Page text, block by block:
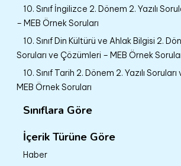
10. Sınıf İngilizce 2. Dönem 2. Yazılı
– MEB Örnek Soruları
10. Sınıf Din Kültürü ve Ahlak Bilgisi 2.
Soruları ve Çözümleri – MEB Örnek
10. Sınıf Tarih 2. Dönem 2. Yazılı
MEB Örnek Soruları
Sınıflara Göre
İçerik Türüne Göre
Haber